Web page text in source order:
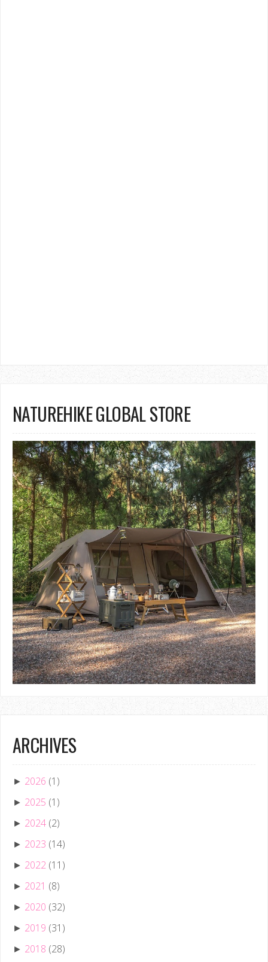
NATUREHIKE GLOBAL STORE
ARCHIVES
► 2026 (1)
► 2025 (1)
► 2024 (2)
► 2023 (14)
► 2022 (11)
► 2021 (8)
► 2020 (32)
► 2019 (31)
► 2018 (28)